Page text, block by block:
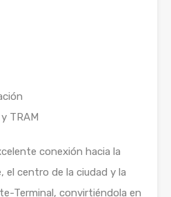
TRAM
conexión hacia la
el centro de la ciudad y la
Terminal, convirtiéndola en